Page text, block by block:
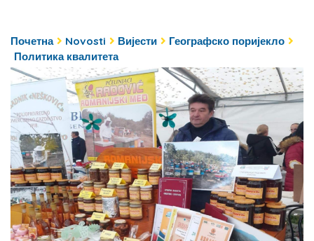
Почетна Novosti Вијести
Географско поријекло
Политика квалитета